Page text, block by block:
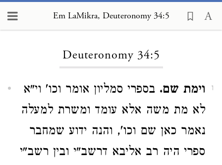
Em LaMikra, Deuteronomy 34:5
Deuteronomy 34:5
1 וימת שם. בספרי סמליון אומר וכו' וי"א
לא מת משה אלא עומד ומשרת למעלה
נאמר כאן שם וכו', והנה ידוע שמחבר
ספרי היה רב אליבא דרשב"י ובין רשב"י